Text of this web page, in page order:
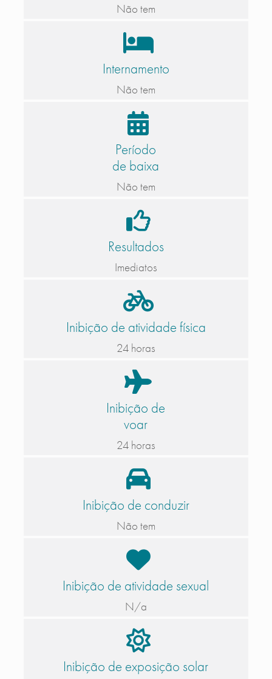
Não tem
Internamento
Não tem
Período
de baixa
Não tem
Resultados
Imediatos
Inibição de atividade física
24 horas
Inibição de
voar
24 horas
Inibição de conduzir
Não tem
Inibição de atividade sexual
N/a
Inibição de exposição solar